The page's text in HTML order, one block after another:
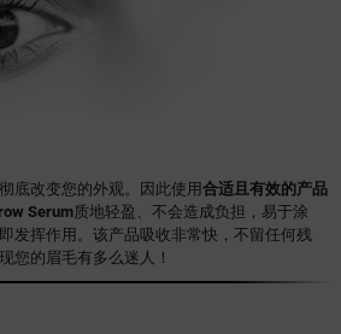
底改变您的外观。因此使用合适且有效的产品
Serum质地轻盈、不会造成负担，易于涂
发挥作用。该产品吸收非常快，不留任何残
您的眉毛有多么迷人！